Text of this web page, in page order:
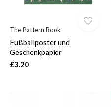
The Pattern Book
Fußballposter und
Geschenkpapier
£3.20